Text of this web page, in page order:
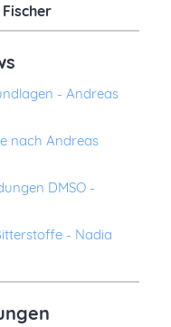
- Andreas
nach Andreas
DMSO -
- Nadia